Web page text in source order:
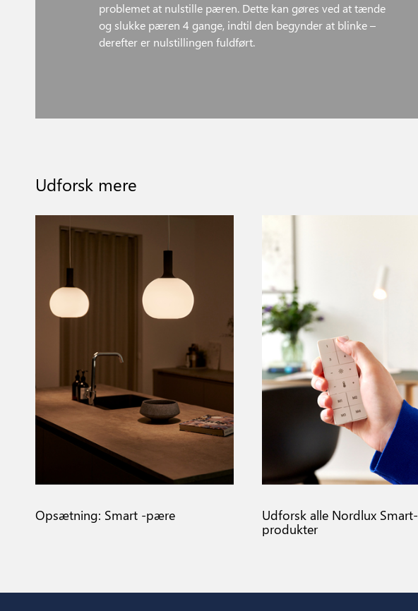
problemet at nulstille pæren. Dette kan gøres ved at tænde
og slukke pæren 4 gange, indtil den begynder at blinke –
derefter er nulstillingen fuldført.
Udforsk mere
Opsætning: Smart -pære
Udforsk alle Nordlux Smart-
produkter